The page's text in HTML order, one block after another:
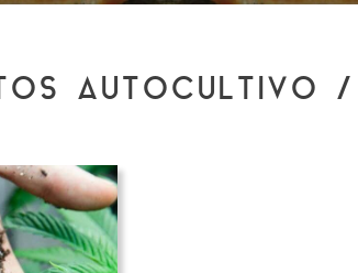
AUTOCULTIVO